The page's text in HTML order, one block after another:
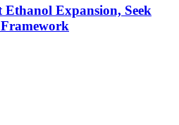
Expansion, Seek